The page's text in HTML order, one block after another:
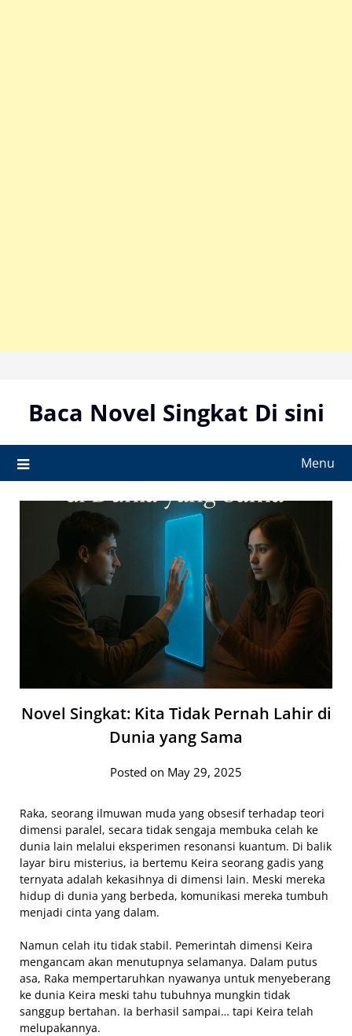
contentBaca Novel Singkat Di sini
Menu
Novel Singkat: Kita Tidak Pernah Lahir di
Dunia yang Sama
Posted on May 29, 2025
Raka, seorang ilmuwan muda yang obsesif terhadap teori
dimensi paralel, secara tidak sengaja membuka celah ke
dunia lain melalui eksperimen resonansi kuantum. Di balik
layar biru misterius, ia bertemu Keira seorang gadis yang
ternyata adalah kekasihnya di dimensi lain. Meski mereka
hidup di dunia yang berbeda, komunikasi mereka tumbuh
menjadi cinta yang dalam.
Namun celah itu tidak stabil. Pemerintah dimensi Keira
mengancam akan menutupnya selamanya. Dalam putus
asa, Raka mempertaruhkan nyawanya untuk menyeberang
ke dunia Keira meski tahu tubuhnya mungkin tidak
sanggup bertahan. Ia berhasil sampai… tapi Keira telah
melupakannya.